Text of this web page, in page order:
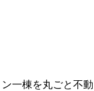
一棟を丸ごと不動